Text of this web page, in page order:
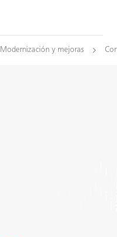
Modernización y mejoras